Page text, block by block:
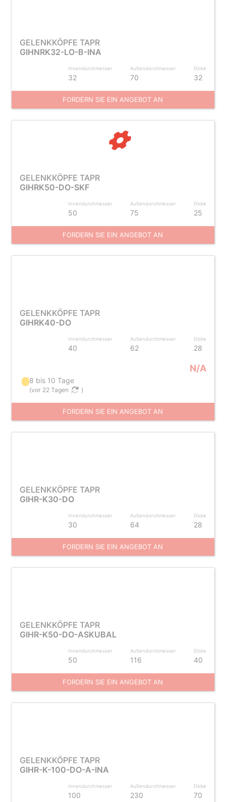
GELENKKÖPFE TAPR
GIHNRK32-LO-B-INA
Innendurchmesser
32
Außendurchmesser
70
Dicke
32
FORDERN SIE EIN ANGEBOT AN
GELENKKÖPFE TAPR
GIHRK50-DO-SKF
Innendurchmesser
50
Außendurchmesser
75
Dicke
25
FORDERN SIE EIN ANGEBOT AN
GELENKKÖPFE TAPR
GIHRK40-DO
Innendurchmesser
40
Außendurchmesser
62
Dicke
28
N/A
8 bis 10 Tage
(vor 22 Tagen )
FORDERN SIE EIN ANGEBOT AN
GELENKKÖPFE TAPR
GIHR-K30-DO
Innendurchmesser
30
Außendurchmesser
64
Dicke
28
FORDERN SIE EIN ANGEBOT AN
GELENKKÖPFE TAPR
GIHR-K50-DO-ASKUBAL
Innendurchmesser
50
Außendurchmesser
116
Dicke
40
FORDERN SIE EIN ANGEBOT AN
GELENKKÖPFE TAPR
GIHR-K-100-DO-A-INA
Innendurchmesser
100
Außendurchmesser
230
Dicke
70